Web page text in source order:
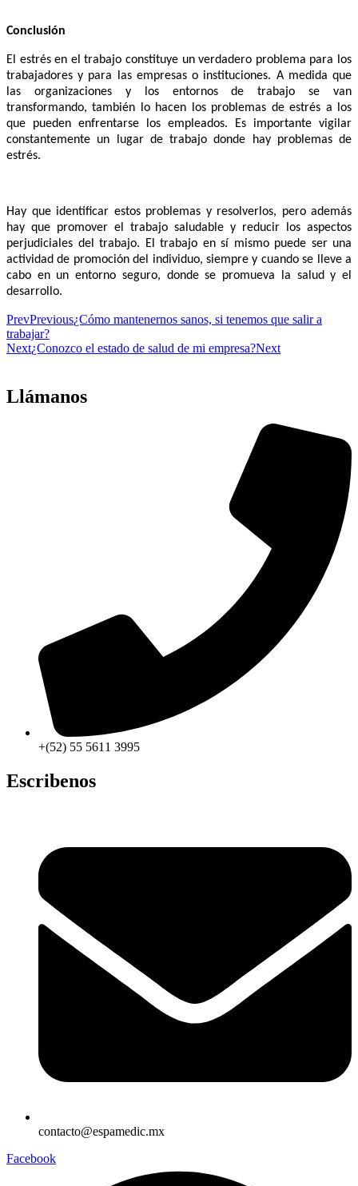
Conclusión
El estrés en el trabajo constituye un verdadero problema para los
trabajadores y para las empresas o instituciones. A medida que
las organizaciones y los entornos de trabajo se van
transformando, también lo hacen los problemas de estrés a los
que pueden enfrentarse los empleados. Es importante vigilar
constantemente un lugar de trabajo donde hay problemas de
estrés.
Hay que identificar estos problemas y resolverlos, pero además
hay que promover el trabajo saludable y reducir los aspectos
perjudiciales del trabajo. El trabajo en sí mismo puede ser una
actividad de promoción del individuo, siempre y cuando se lleve a
cabo en un entorno seguro, donde se promueva la salud y el
desarrollo.
PrevPrevious¿Cómo mantenernos sanos, si tenemos que salir a
trabajar?
Next¿Conozco el estado de salud de mi empresa?Next
Llámanos
+(52) 55 5611 3995
Escribenos
contacto@espamedic.mx
Facebook